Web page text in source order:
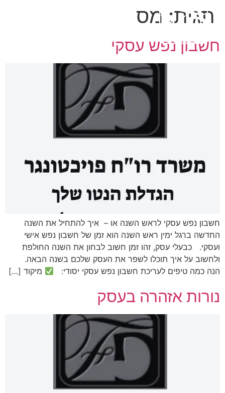
תגית: מס
חשבון נפש עסקי
חשבון נפש עסקי לראש השנה או – איך להתחיל את השנה
החדשה ברגל ימין ראש השנה הוא זמן של חשבון נפש אישי
ועסקי. כבעלי עסק, זהו זמן חשוב לבחון את השנה החולפת
ולחשוב על איך תוכלו לשפר את העסק שלכם בשנה הבאה.
הנה כמה טיפים לעריכת חשבון נפש עסקי יסודי:
מיקוד […]
נורות אזהרה בעסק